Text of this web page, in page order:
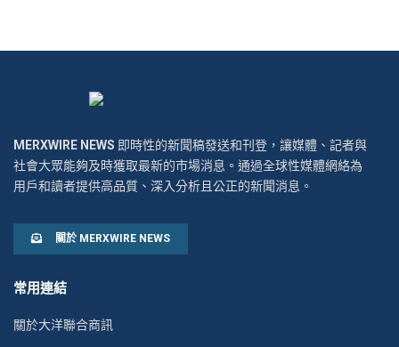
MERXWIRE NEWS 即時性的新聞稿發送和刊登，讓媒體、記者與
社會大眾能夠及時獲取最新的市場消息。通過全球性媒體網絡為
用戶和讀者提供高品質、深入分析且公正的新聞消息。
關於 MERXWIRE NEWS
常用連結
關於大洋聯合商訊